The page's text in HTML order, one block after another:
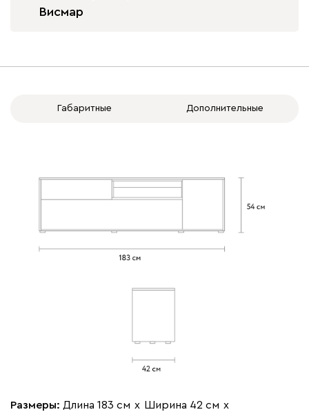
Висмар
Габаритные Дополнительные
Размеры: Длина 183 см х Ширина 42 см х